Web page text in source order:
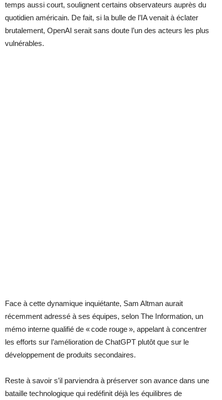
temps aussi court, soulignent certains observateurs auprès du
quotidien américain. De fait, si la bulle de l’IA venait à éclater
brutalement, OpenAI serait sans doute l’un des acteurs les plus
vulnérables.
Face à cette dynamique inquiétante, Sam Altman aurait
récemment adressé à ses équipes, selon The Information, un
mémo interne qualifié de « code rouge », appelant à concentrer
les efforts sur l’amélioration de ChatGPT plutôt que sur le
développement de produits secondaires.
Reste à savoir s’il parviendra à préserver son avance dans une
bataille technologique qui redéfinit déjà les équilibres de